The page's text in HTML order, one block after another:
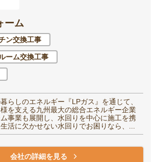
ーム
ン交換工事
ーム交換工事
らしのエネルギー『LPガス』を通じて、
を支える九州最大の総合エネルギー企業
事業も展開し、水回りを中心に施工を携
活に欠かせない水回りでお困りなら、...
会社の詳細を見る